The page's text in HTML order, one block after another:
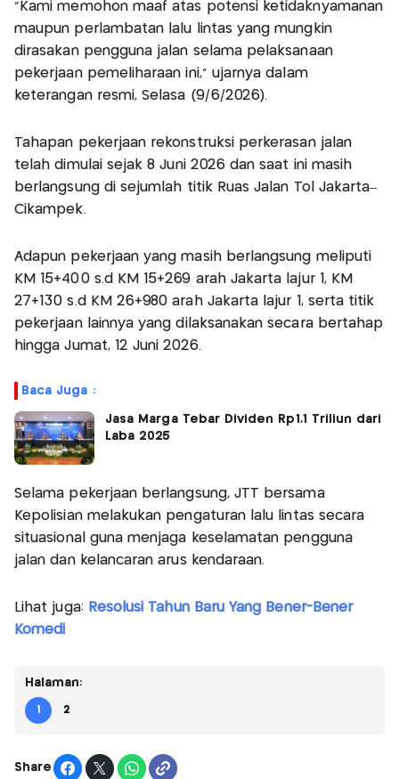
"Kami memohon maaf atas potensi ketidaknyamanan
maupun perlambatan lalu lintas yang mungkin
dirasakan pengguna jalan selama pelaksanaan
pekerjaan pemeliharaan ini," ujarnya dalam
keterangan resmi, Selasa (9/6/2026).
Tahapan pekerjaan rekonstruksi perkerasan jalan
telah dimulai sejak 8 Juni 2026 dan saat ini masih
berlangsung di sejumlah titik Ruas Jalan Tol Jakarta–
Cikampek.
Adapun pekerjaan yang masih berlangsung meliputi
KM 15+400 s.d KM 15+269 arah Jakarta lajur 1, KM
27+130 s.d KM 26+980 arah Jakarta lajur 1, serta titik
pekerjaan lainnya yang dilaksanakan secara bertahap
hingga Jumat, 12 Juni 2026.
Baca Juga :
Jasa Marga Tebar Dividen Rp1,1 Triliun dari
Laba 2025
Selama pekerjaan berlangsung, JTT bersama
Kepolisian melakukan pengaturan lalu lintas secara
situasional guna menjaga keselamatan pengguna
jalan dan kelancaran arus kendaraan.
Lihat juga: Resolusi Tahun Baru Yang Bener-Bener
Komedi
Halaman:
1 2
Share